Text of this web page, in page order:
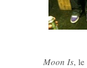
Moon Is,